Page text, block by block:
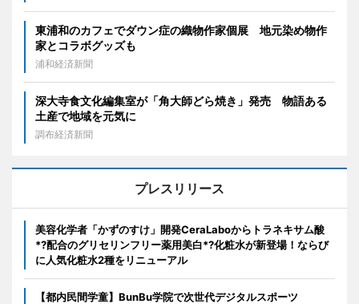
東浦和のカフェでダウン症の織物作家個展 地元染め物作
家とコラボグッズも
浦和経済新聞
深大寺食文化編集室が「角大師どら焼き」発売 物語ある
土産で地域を元気に
調布経済新聞
プレスリリース
美容化学者「かずのすけ」開発CeraLaboからトラネキサム酸
*?配合のグリセリンフリー薬用美白*?化粧水が新登場！ならび
に人気化粧水2種をリニューアル
【都内民間学童】BunBu学院で次世代デジタルスポーツ